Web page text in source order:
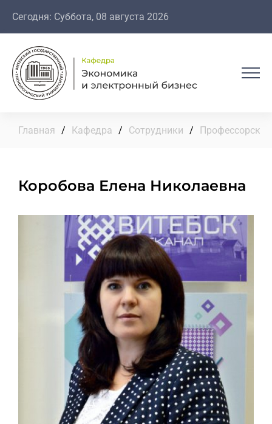
Сегодня: Суббота, 08 августа 2026
Главная / Кафедра / Сотрудники / Профессорско-
Коробова Елена Николаевна